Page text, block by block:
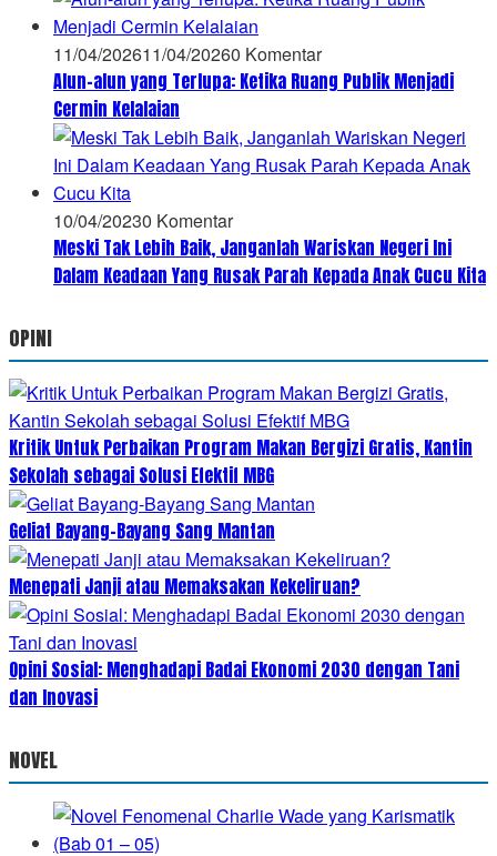
11/04/202611/04/20260 Komentar
Alun-alun yang Terlupa: Ketika Ruang Publik Menjadi
Cermin Kelalaian
10/04/20230 Komentar
Meski Tak Lebih Baik, Janganlah Wariskan Negeri Ini
Dalam Keadaan Yang Rusak Parah Kepada Anak Cucu Kita
OPINI
Kritik Untuk Perbaikan Program Makan Bergizi Gratis, Kantin
Sekolah sebagai Solusi Efektif MBG
Geliat Bayang-Bayang Sang Mantan
Menepati Janji atau Memaksakan Kekeliruan?
Opini Sosial: Menghadapi Badai Ekonomi 2030 dengan Tani
dan Inovasi
NOVEL